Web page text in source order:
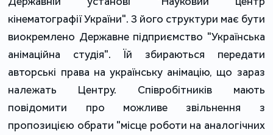
кінематографії України". З його структури має бути
виокремлено Державне підприємство "Українська
анімаційна студія". Їй збираються передати
авторські права на українську анімацію, що зараз
належать Центру. Співробітників мають
повідомити про можливе звільнення з
пропозицією обрати "місце роботи на аналогічних